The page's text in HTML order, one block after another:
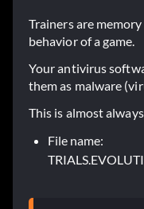
Trainers are
behavior of a game.
Your antivirus
them as malware
This is almost
File name: